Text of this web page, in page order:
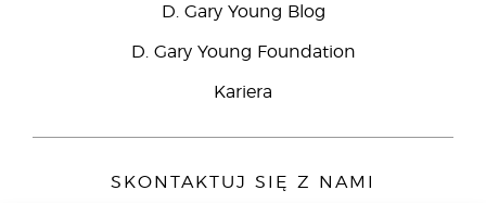
D. Gary Young Blog
D. Gary Young Foundation
Kariera
SKONTAKTUJ SIĘ Z NAMI